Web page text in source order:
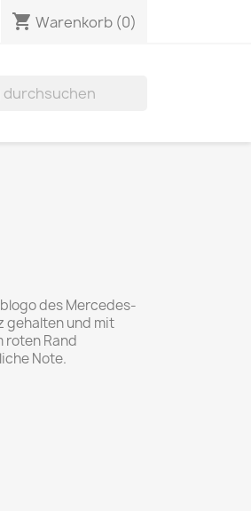
shopping_cart Warenkorb (0)
des Mercedes-
gehalten und mit
roten Rand
Note.